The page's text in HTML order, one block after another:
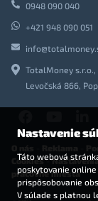
0948 090 040
+421 948 090 051
TotalMoney s.r.o.,
Levočská 866,
Cookies-
pracovné miesta
Nastavenie
Táto webová
poskytovanie
prispôsobovanie
V súlade s platnou